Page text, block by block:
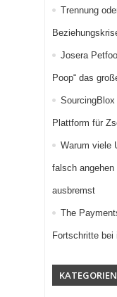
Trennung
Josera
Poop“ das
Plattform für
Warum viele
falsch
ausbremst
The
Fortschritte bei
KATEGORIEN